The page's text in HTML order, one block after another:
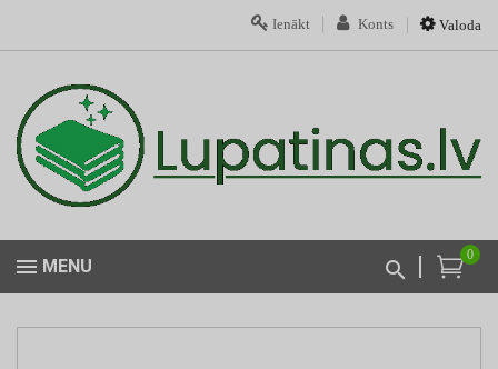
Valoda
Konts
Ienākt
0
MENU